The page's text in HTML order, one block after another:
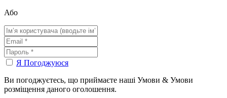
Або
Я Погоджуюся
Ви погоджуєтесь, що приймаєте наші Умови & Умови
розміщення даного оголошення.